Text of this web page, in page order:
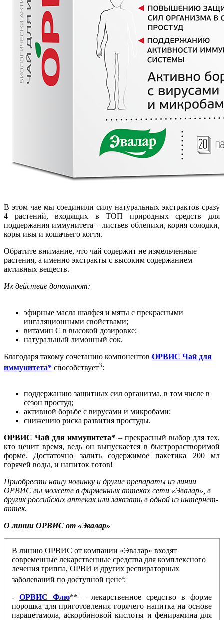
В этом чае мы соединили силу натуральных экстрактов сразу
4 растений, входящих в ТОП природных средств для
поддержания иммунитета – листьев облепихи, корня солодки,
коры ивы и кошачьего когтя.
Обратите внимание, что чай содержит не измельченные
растения, а именно экстракты с высоким содержанием
активных веществ.
Их действие дополняют:
эфирные масла шалфея и мяты с прекрасными
ингаляционными свойствами;
витамин С в высокой дозировке;
натуральный лимонный сок.
Благодаря такому сочетанию компонентов ОРВИС Чай для
иммунитета* способствует3:
поддержанию защитных сил организма, в том числе в
сезон простуд;
активной борьбе с вирусами и микробами;
снижению риска развития простуды.
ОРВИС Чай для иммунитета* – прекрасный выбор для тех,
кто ценит время, ведь он выпускается в быстрорастворимой
форме. Достаточно залить содержимое пакетика 200 мл
горячей воды, и напиток готов!
Приобрести нашу новинку и другие препараты из линии
ОРВИС вы можете в фирменных аптеках сети «Эвалар», в
других российских аптеках или заказать в одной из интернет-
аптек.
О линии ОРВИС от «Эвалар»
В линию ОРВИС от компании «Эвалар» входят
современные лекарственные средства для комплексного
лечения гриппа, ОРВИ и других респираторных
заболеваний по доступной цене4:
- ОРВИС Флю** – лекарственное средство в форме
порошка для приготовления горячего напитка на основе
парацетамола, аскорбиновой кислоты и фенирамина для